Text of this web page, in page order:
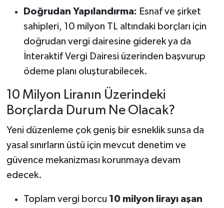
Doğrudan Yapılandırma: Esnaf ve şirket
sahipleri, 10 milyon TL altındaki borçları için
doğrudan vergi dairesine giderek ya da
İnteraktif Vergi Dairesi üzerinden başvurup
ödeme planı oluşturabilecek.
10 Milyon Liranın Üzerindeki
Borçlarda Durum Ne Olacak?
Yeni düzenleme çok geniş bir esneklik sunsa da
yasal sınırların üstü için mevcut denetim ve
güvence mekanizması korunmaya devam
edecek.
Toplam vergi borcu 10 milyon lirayı aşan